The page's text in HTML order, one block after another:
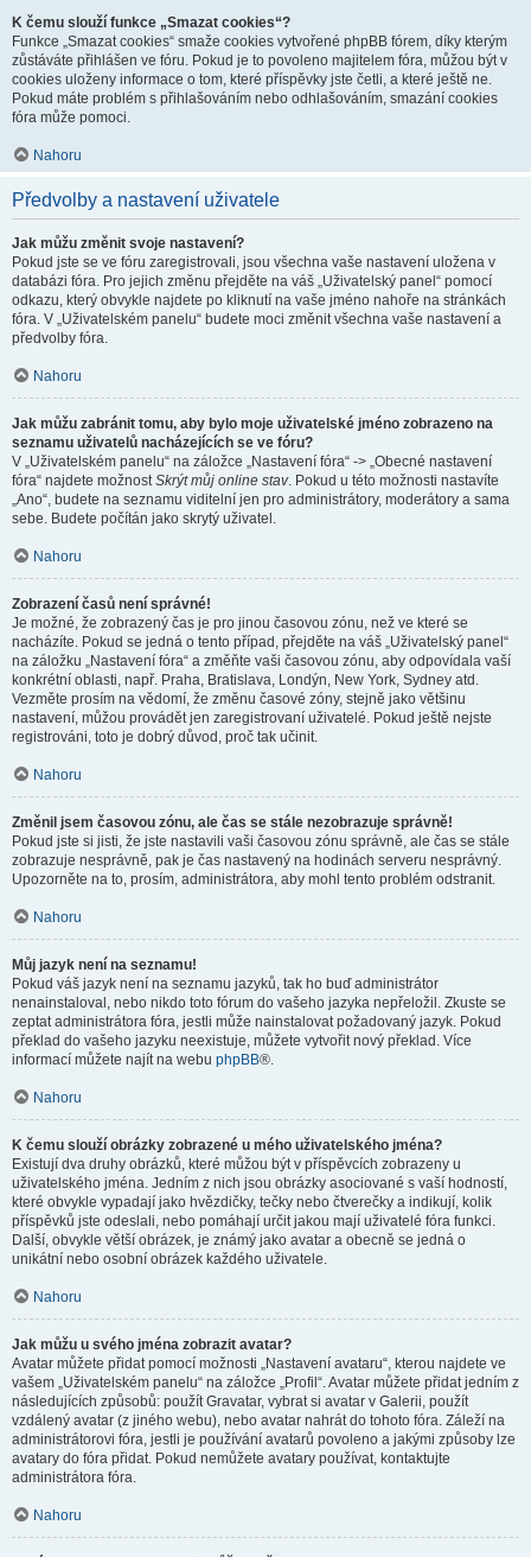
K čemu slouží funkce „Smazat cookies“?
Funkce „Smazat cookies“ smaže cookies vytvořené phpBB fórem, díky kterým
zůstáváte přihlášen ve fóru. Pokud je to povoleno majitelem fóra, můžou být v
cookies uloženy informace o tom, které příspěvky jste četli, a které ještě ne.
Pokud máte problém s přihlašováním nebo odhlašováním, smazání cookies
fóra může pomoci.
Nahoru
Předvolby a nastavení uživatele
Jak můžu změnit svoje nastavení?
Pokud jste se ve fóru zaregistrovali, jsou všechna vaše nastavení uložena v
databázi fóra. Pro jejich změnu přejděte na váš „Uživatelský panel“ pomocí
odkazu, který obvykle najdete po kliknutí na vaše jméno nahoře na stránkách
fóra. V „Uživatelském panelu“ budete moci změnit všechna vaše nastavení a
předvolby fóra.
Nahoru
Jak můžu zabránit tomu, aby bylo moje uživatelské jméno zobrazeno na
seznamu uživatelů nacházejících se ve fóru?
V „Uživatelském panelu“ na záložce „Nastavení fóra“ -> „Obecné nastavení
fóra“ najdete možnostSkrýt můj online stav. Pokud u této možnosti nastavíte
„Ano“, budete na seznamu viditelní jen pro administrátory, moderátory a sama
sebe. Budete počítán jako skrytý uživatel.
Nahoru
Zobrazení časů není správné!
Je možné, že zobrazený čas je pro jinou časovou zónu, než ve které se
nacházíte. Pokud se jedná o tento případ, přejděte na váš „Uživatelský panel“
na záložku „Nastavení fóra“ a změňte vaši časovou zónu, aby odpovídala vaší
konkrétní oblasti, např. Praha, Bratislava, Londýn, New York, Sydney atd.
Vezměte prosím na vědomí, že změnu časové zóny, stejně jako většinu
nastavení, můžou provádět jen zaregistrovaní uživatelé. Pokud ještě nejste
registrováni, toto je dobrý důvod, proč tak učinit.
Nahoru
Změnil jsem časovou zónu, ale čas se stále nezobrazuje správně!
Pokud jste si jisti, že jste nastavili vaši časovou zónu správně, ale čas se stále
zobrazuje nesprávně, pak je čas nastavený na hodinách serveru nesprávný.
Upozorněte na to, prosím, administrátora, aby mohl tento problém odstranit.
Nahoru
Můj jazyk není na seznamu!
Pokud váš jazyk není na seznamu jazyků, tak ho buď administrátor
nenainstaloval, nebo nikdo toto fórum do vašeho jazyka nepřeložil. Zkuste se
zeptat administrátora fóra, jestli může nainstalovat požadovaný jazyk. Pokud
překlad do vašeho jazyku neexistuje, můžete vytvořit nový překlad. Více
informací můžete najít na webu phpBB®.
Nahoru
K čemu slouží obrázky zobrazené u mého uživatelského jména?
Existují dva druhy obrázků, které můžou být v příspěvcích zobrazeny u
uživatelského jména. Jedním z nich jsou obrázky asociované s vaší hodností,
které obvykle vypadají jako hvězdičky, tečky nebo čtverečky a indikují, kolik
příspěvků jste odeslali, nebo pomáhají určit jakou mají uživatelé fóra funkci.
Další, obvykle větší obrázek, je známý jako avatar a obecně se jedná o
unikátní nebo osobní obrázek každého uživatele.
Nahoru
Jak můžu u svého jména zobrazit avatar?
Avatar můžete přidat pomocí možnosti „Nastavení avataru“, kterou najdete ve
vašem „Uživatelském panelu“ na záložce „Profil“. Avatar můžete přidat jedním z
následujících způsobů: použít Gravatar, vybrat si avatar v Galerii, použít
vzdálený avatar (z jiného webu), nebo avatar nahrát do tohoto fóra. Záleží na
administrátorovi fóra, jestli je používání avatarů povoleno a jakými způsoby lze
avatary do fóra přidat. Pokud nemůžete avatary používat, kontaktujte
administrátora fóra.
Nahoru